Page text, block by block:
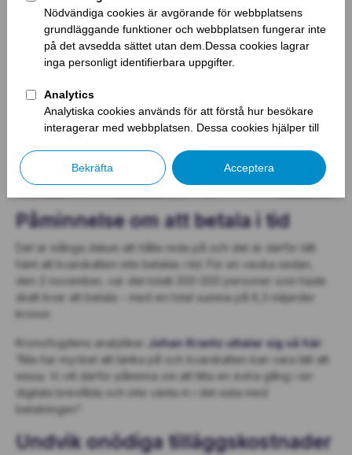
Påminnelse om att betala i tid
Det är många datum att hålla reda på och det är därför lätt
hänt att kvarskatten inte betalas i tid. För en vecka sedan,
den 2 november, var det totalt 200 000 personer som hade
skatt kvar att betala – med en total summa på 6,3 miljarder
kronor.
Kronofogdens analytiker Johan Krantz uttalar sig så här
”Alla har mycket att tänka på och kvarskatten kan vara lätt att
missa. Vi vill därför påminna om att titta en extra gång i sin
digitala brevlåda och inte vänta in i det sista med
betalningen”.
Undvik onödiga tilläggskostnader